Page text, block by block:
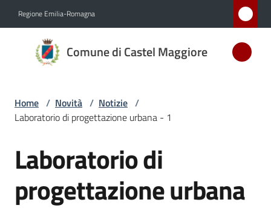
Regione Emilia-Romagna
Comune di Castel Maggiore
Comune
di Castel
D'ARGENTO
AL MERITO
Amministrazione
Home / Novità / Notizie /
Laboratorio di progettazione urbana - 1
Salta al contenuto
Laboratorio di
progettazione urbana